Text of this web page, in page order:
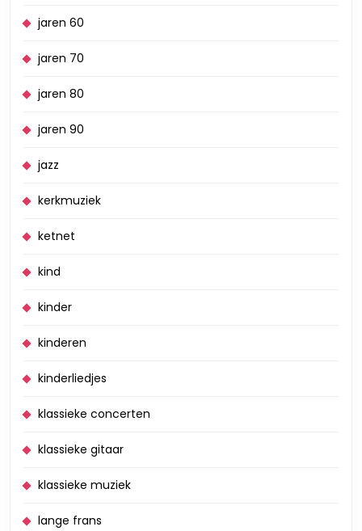
jaren 60
jaren 70
jaren 80
jaren 90
jazz
kerkmuziek
ketnet
kind
kinder
kinderen
kinderliedjes
klassieke concerten
klassieke gitaar
klassieke muziek
lange frans